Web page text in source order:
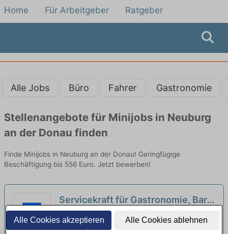
Alle Cookies akzeptieren Alle Cookies ablehnen
Home Für Arbeitgeber Ratgeber
Alle Jobs Büro Fahrer Gastronomie
Stellenangebote für Minijobs in Neuburg
an der Donau finden
Finde Minijobs in Neuburg an der Donau! Geringfügige
Beschäftigung bis 556 Euro. Jetzt bewerben!
Servicekraft für Gastronomie, Bar,
Pausenservice auf Minijob-Basis
(w/m/d) neu
E.ON Gastronomie GmbH | Baar-
Ebenhausen